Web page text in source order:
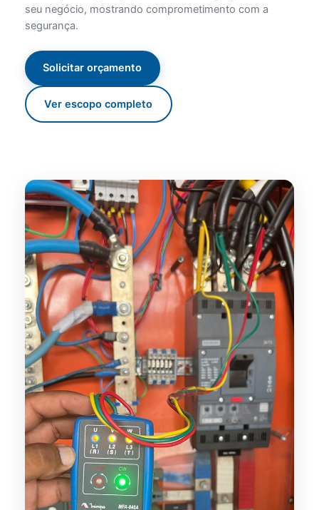
seu negócio, mostrando comprometimento com a
segurança.
Solicitar orçamento
Ver escopo completo